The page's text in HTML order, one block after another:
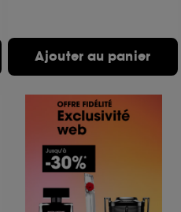
Ajouter au panier